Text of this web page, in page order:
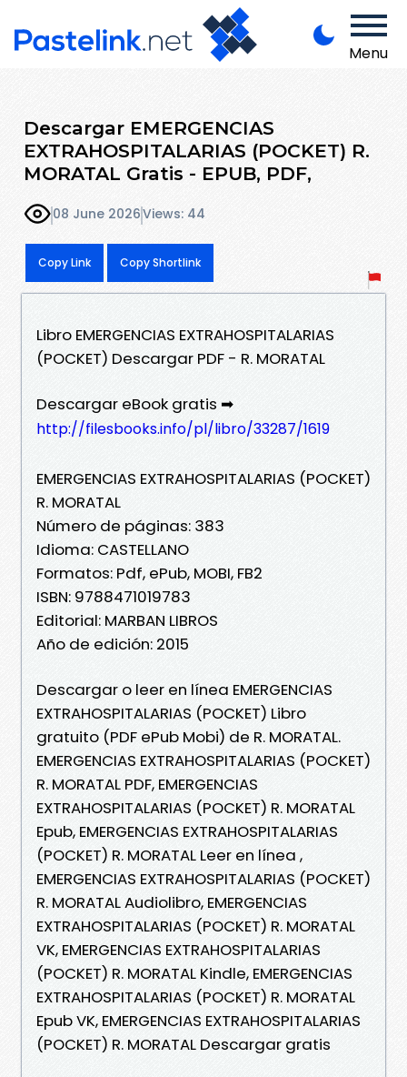
Menu
Descargar EMERGENCIAS
EXTRAHOSPITALARIAS (POCKET) R.
MORATAL Gratis - EPUB, PDF,
08 June 2026Views: 44
Copy Link Copy Shortlink
Libro EMERGENCIAS EXTRAHOSPITALARIAS
(POCKET) Descargar PDF - R. MORATAL
Descargar eBook gratis ➡
http://filesbooks.info/pl/libro/33287/1619
EMERGENCIAS EXTRAHOSPITALARIAS (POCKET)
R. MORATAL
Número de páginas: 383
Idioma: CASTELLANO
Formatos: Pdf, ePub, MOBI, FB2
ISBN: 9788471019783
Editorial: MARBAN LIBROS
Año de edición: 2015
Descargar o leer en línea EMERGENCIAS
EXTRAHOSPITALARIAS (POCKET) Libro
gratuito (PDF ePub Mobi) de R. MORATAL.
EMERGENCIAS EXTRAHOSPITALARIAS (POCKET)
R. MORATAL PDF, EMERGENCIAS
EXTRAHOSPITALARIAS (POCKET) R. MORATAL
Epub, EMERGENCIAS EXTRAHOSPITALARIAS
(POCKET) R. MORATAL Leer en línea ,
EMERGENCIAS EXTRAHOSPITALARIAS (POCKET)
R. MORATAL Audiolibro, EMERGENCIAS
EXTRAHOSPITALARIAS (POCKET) R. MORATAL
VK, EMERGENCIAS EXTRAHOSPITALARIAS
(POCKET) R. MORATAL Kindle, EMERGENCIAS
EXTRAHOSPITALARIAS (POCKET) R. MORATAL
Epub VK, EMERGENCIAS EXTRAHOSPITALARIAS
(POCKET) R. MORATAL Descargar gratis